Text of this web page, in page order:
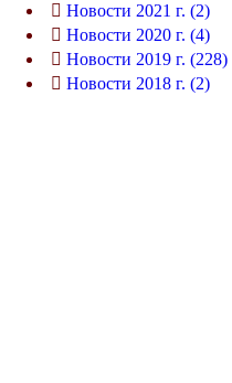
Новости 2021 г. (2)
Новости 2020 г. (4)
Новости 2019 г. (228)
Новости 2018 г. (2)